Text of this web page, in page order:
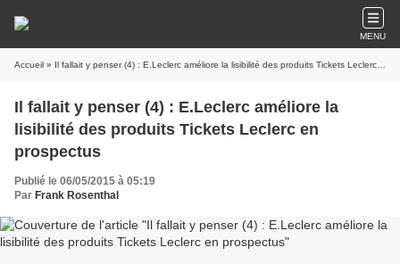
MENU
Accueil » Il fallait y penser (4) : E.Leclerc améliore la lisibilité des produits Tickets Leclerc en prospectus
Il fallait y penser (4) : E.Leclerc améliore la
lisibilité des produits Tickets Leclerc en
prospectus
Publié le 06/05/2015 à 05:19
Par Frank Rosenthal